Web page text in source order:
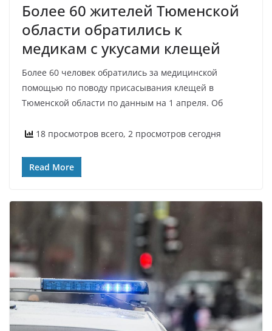
Более 60 жителей Тюменской
области обратились к
медикам с укусами клещей
Более 60 человек обратились за медицинской
помощью по поводу присасывания клещей в
Тюменской области по данным на 1 апреля. Об
18 просмотров всего, 2 просмотров сегодня
Read More